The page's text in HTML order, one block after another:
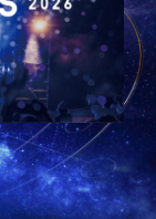
ルズ」 ×
イベント
」開催
あなたに〜